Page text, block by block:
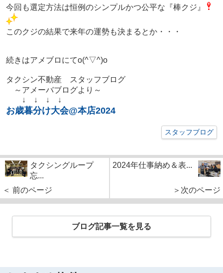
今回も選定方法は恒例のシンプルかつ公平な『棒クジ』
このクジの結果で来年の運勢も決まるとか・・・
続きはアメブロにてo(^▽^)o
タクシン不動産 スタッフブログ
～アメーバブログより～
↓ ↓ ↓ ↓
お歳暮分け大会@本店2024
スタッフブログ
タクシングループ
忘...
＜ 前のページ
2024年仕事納め＆表...
＞次のページ
ブログ記事一覧を見る